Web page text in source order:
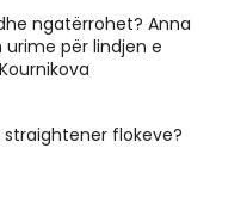
ngatërrohet? Anna
urime për lindjen e
straightener flokeve?